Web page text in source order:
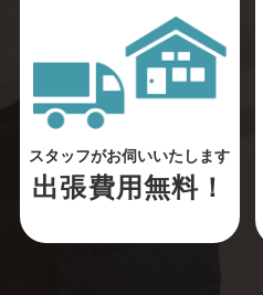
スタッフがお伺いいたします
出張費用無料！